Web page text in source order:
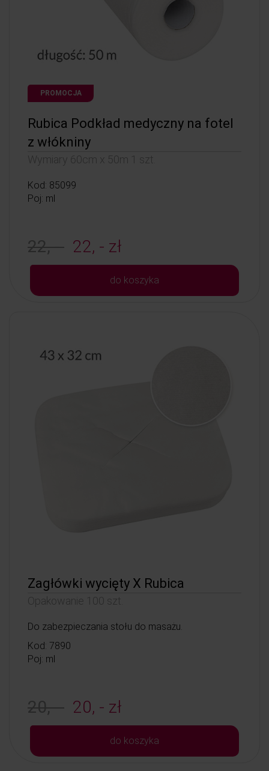
PROMOCJA
Rubica Podkład medyczny na fotel
z włókniny
Wymiary 60cm x 50m 1 szt.
Kod: 85099
Poj: ml
22, - 22, - zł
do koszyka
Zagłówki wycięty X Rubica
Opakowanie 100 szt.
Do zabezpieczania stołu do masażu.
Kod: 7890
Poj: ml
20, - 20, - zł
do koszyka